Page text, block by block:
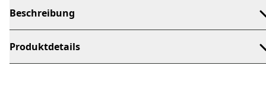
Beschreibung
Produktdetails